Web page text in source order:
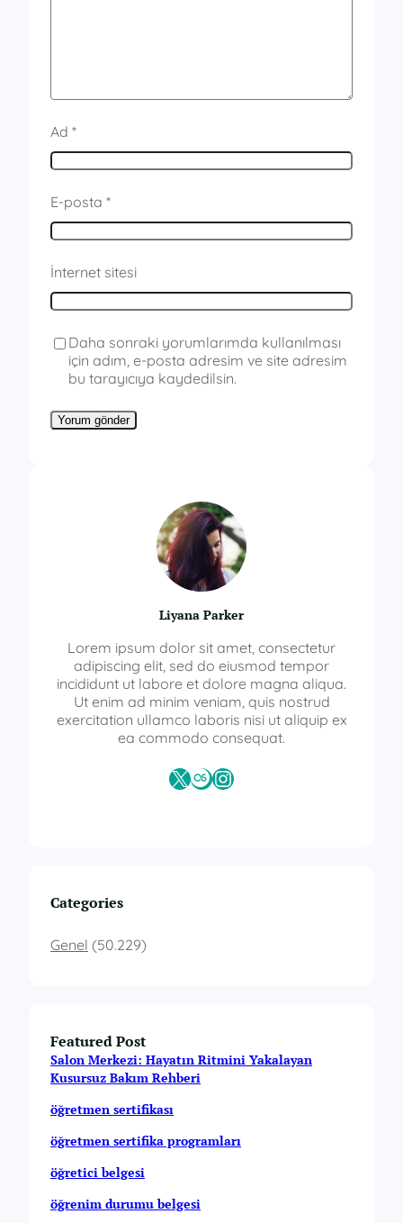
Ad *
E-posta *
İnternet sitesi
Daha sonraki yorumlarımda kullanılması
için adım, e-posta adresim ve site adresim
bu tarayıcıya kaydedilsin.
Liyana Parker
Lorem ipsum dolor sit amet, consectetur
adipiscing elit, sed do eiusmod tempor
incididunt ut labore et dolore magna aliqua.
Ut enim ad minim veniam, quis nostrud
exercitation ullamco laboris nisi ut aliquip ex
ea commodo consequat.
X Last.fmInstagram
Categories
Genel (50.229)
Featured Post
Salon Merkezi: Hayatın Ritmini Yakalayan
Kusursuz Bakım Rehberi
öğretmen sertifikası
öğretmen sertifika programları
öğretici belgesi
öğrenim durumu belgesi